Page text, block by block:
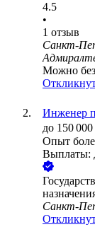
4.5
•
1 отзыв
Санкт-
Можно
Инженер
до 150 000
Опыт
Выплаты:
Санкт-